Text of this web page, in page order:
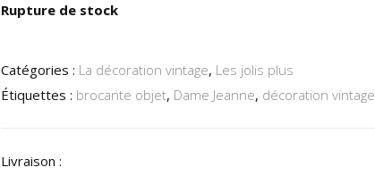
Rupture de stock
Catégories : La décoration vintage, Les jolis plus
Étiquettes : brocante objet, Dame Jeanne, décoration vintage
Livraison :